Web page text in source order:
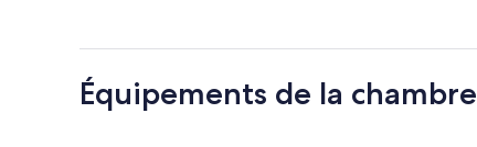
Équipements de la chambre